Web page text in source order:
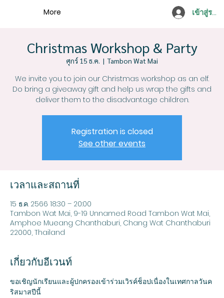
เข้าสู่ระบ
More
Christmas Workshop & Party
ศุกร์ 15 ธ.ค.
  |
Tambon Wat Mai
We invite you to join our Christmas workshop as an elf.
Do bring a giveaway gift and help us wrap the gifts and
deliver them to the disadvantage children.
Registration is closed
See other events
เวลาและสถานที่
15 ธ.ค. 2566 18:30 – 20:00
Tambon Wat Mai, 9-19 Unnamed Road Tambon Wat Mai,
Amphoe Mueang Chanthaburi, Chang Wat Chanthaburi
22000, Thailand
เกี่ยวกับอีเวนท์
ขอเชิญนักเรียนและผู้ปกครองเข้าร่วมเวิรค์ช็อปเนื่องในเทศกาลวันค
ริสมาสปีนี้